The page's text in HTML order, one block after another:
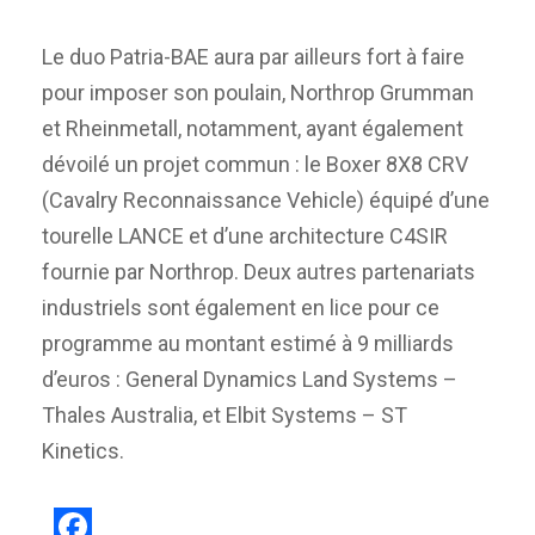
Le duo Patria-BAE aura par ailleurs fort à faire
pour imposer son poulain, Northrop Grumman
et Rheinmetall, notamment, ayant également
dévoilé un projet commun : le Boxer 8X8 CRV
(Cavalry Reconnaissance Vehicle) équipé d’une
tourelle LANCE et d’une architecture C4SIR
fournie par Northrop. Deux autres partenariats
industriels sont également en lice pour ce
programme au montant estimé à 9 milliards
d’euros : General Dynamics Land Systems –
Thales Australia, et Elbit Systems – ST
Kinetics.